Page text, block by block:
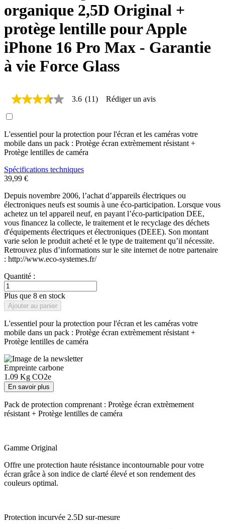
organique 2,5D Original +
protège lentille pour Apple
iPhone 16 Pro Max - Garantie
à vie Force Glass
3.6
sur
valeur
de
la
note
moyenne.
Read
11
Reviews.
Lien
sur
la
même
page.
3.6 (11) Rédiger un avis
L'essentiel pour la protection pour l'écran et les caméras votre
mobile dans un pack : Protège écran extrèmement résistant +
Protège lentilles de caméra
Spécifications techniques
39,99 €
Depuis novembre 2006, l’achat d’appareils électriques ou
électroniques neufs est soumis à une éco-participation. Lorsque vous
achetez un tel appareil neuf, en payant l’éco-participation DEE,
vous financez la collecte, le traitement et le recyclage des déchets
d'équipements électriques et électroniques (DEEE). Son montant
varie selon le produit acheté et le type de traitement qu’il nécessite.
Retrouvez plus d’informations sur le site internet de notre partenaire
: http://www.eco-systemes.fr/
Quantité :
Plus que 8 en stock
Ajouter au panier
L'essentiel pour la protection pour l'écran et les caméras votre
mobile dans un pack : Protège écran extrèmement résistant +
Protège lentilles de caméra
Empreinte carbone
1.09 Kg CO2e
En savoir plus
Pack de protection comprenant : Protège écran extrèmement
résistant + Protège lentilles de caméra
Gamme Original
Offre une protection haute résistance incontournable pour votre
écran grâce à son indice de clarté élevé et son rendement des
couleurs optimal.
Protection incurvée 2.5D sur-mesure